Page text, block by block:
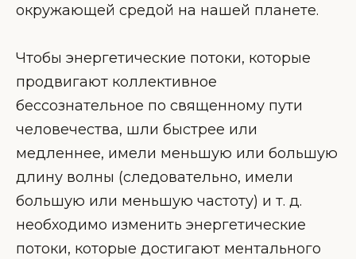
окружающей средой на нашей планете.
Чтобы энергетические потоки, которые
продвигают коллективное
бессознательное по священному пути
человечества, шли быстрее или
медленнее, имели меньшую или большую
длину волны (следовательно, имели
большую или меньшую частоту) и т. д.
необходимо изменить энергетические
потоки, которые достигают ментального